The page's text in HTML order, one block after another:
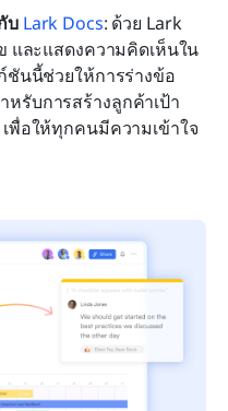
บ Lark Docs: ด้วย Lark
และแสดงความคิดเห็นใน
ชันนี้ช่วยให้การร่างข้อ
รับการสร้างลูกค้าเป้า
พื่อให้ทุกคนมีความเข้าใจ